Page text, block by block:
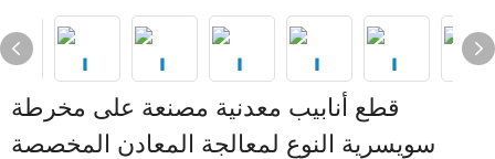
قطع أنابيب معدنية مصنعة على مخرطة
سويسرية النوع لمعالجة المعادن المخصصة